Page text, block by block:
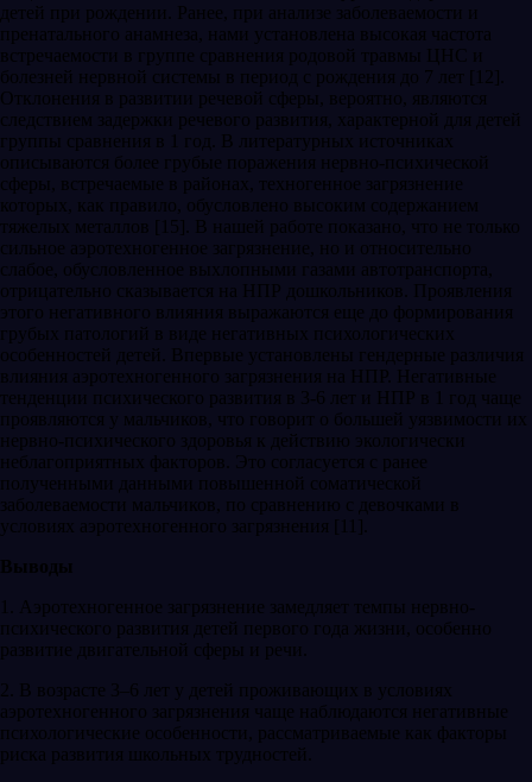
детей при рождении. Ранее, при анализе заболеваемости и
пренатального анамнеза, нами установлена высокая частота
встречаемости в группе сравнения родовой травмы ЦНС и
болезней нервной системы в период с рождения до 7 лет [12].
Отклонения в развитии речевой сферы, вероятно, являются
следствием задержки речевого развития, характерной для детей
группы сравнения в 1 год. В литературных источниках
описываются более грубые поражения нервно-психической
сферы, встречаемые в районах, техногенное загрязнение
которых, как правило, обусловлено высоким содержанием
тяжелых металлов [15]. В нашей работе показано, что не только
сильное аэротехногенное загрязнение, но и относительно
слабое, обусловленное выхлопными газами автотранспорта,
отрицательно сказывается на НПР дошкольников. Проявления
этого негативного влияния выражаются еще до формирования
грубых патологий в виде негативных психологических
особенностей детей. Впервые установлены гендерные различия
влияния аэротехногенного загрязнения на НПР. Негативные
тенденции психического развития в 3-6 лет и НПР в 1 год чаще
проявляются у мальчиков, что говорит о большей уязвимости их
нервно-психического здоровья к действию экологически
неблагоприятных факторов. Это согласуется с ранее
полученными данными повышенной соматической
заболеваемости мальчиков, по сравнению с девочками в
условиях аэротехногенного загрязнения [11].
Выводы
1. Аэротехногенное загрязнение замедляет темпы нервно-
психического развития детей первого года жизни, особенно
развитие двигательной сферы и речи.
2. В возрасте 3–6 лет у детей проживающих в условиях
аэротехногенного загрязнения чаще наблюдаются негативные
психологические особенности, рассматриваемые как факторы
риска развития школьных трудностей.